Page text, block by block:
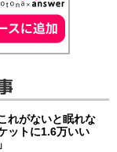
れがないと眠れな
トに1.6万いい